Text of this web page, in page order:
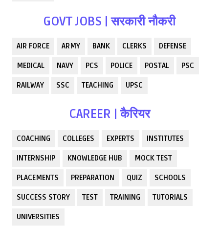
GOVT JOBS | सरकारी नौकरी
AIR FORCE ARMY BANK CLERKS DEFENSE
MEDICAL NAVY PCS POLICE POSTAL PSC
RAILWAY SSC TEACHING UPSC
CAREER | कैरियर
COACHING COLLEGES EXPERTS INSTITUTES
INTERNSHIP KNOWLEDGE HUB MOCK TEST
PLACEMENTS PREPARATION QUIZ SCHOOLS
SUCCESS STORY TEST TRAINING TUTORIALS
UNIVERSITIES